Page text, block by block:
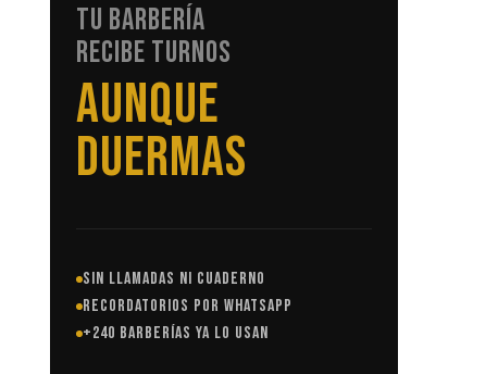
TU BARBERÍA
RECIBE TURNOS
SIN LLAMADAS
SIN LLAMADAS NI CUADERNO
RECORDATORIOS POR WHATSAPP
+240 BARBERÍAS YA LO USAN